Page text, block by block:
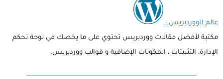
عالم الووردبريس :
مكتبة لأفضل مقالات ووردبريس تحتوي على ما يخصك في لوحة تحكم
الإدارة، التثبيتات ، المكونات الإضافية و قوالب ووردبريس.